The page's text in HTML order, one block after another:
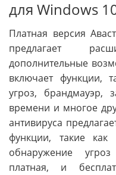
для Windows
Платная версия
предлагает
дополнительные
включает функции,
угроз, брандмауэр,
времени и многое
антивируса
функции, такие
обнаружение
платная, и